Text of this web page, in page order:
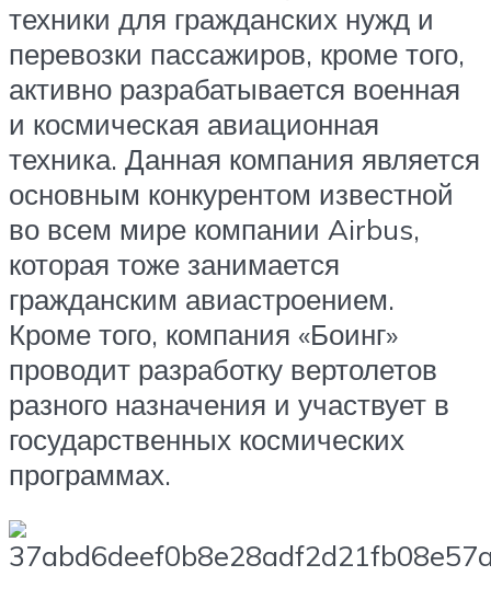
техники для гражданских нужд и
перевозки пассажиров, кроме того,
активно разрабатывается военная
и космическая авиационная
техника. Данная компания является
основным конкурентом известной
во всем мире компании Airbus,
которая тоже занимается
гражданским авиастроением.
Кроме того, компания «Боинг»
проводит разработку вертолетов
разного назначения и участвует в
государственных космических
программах.